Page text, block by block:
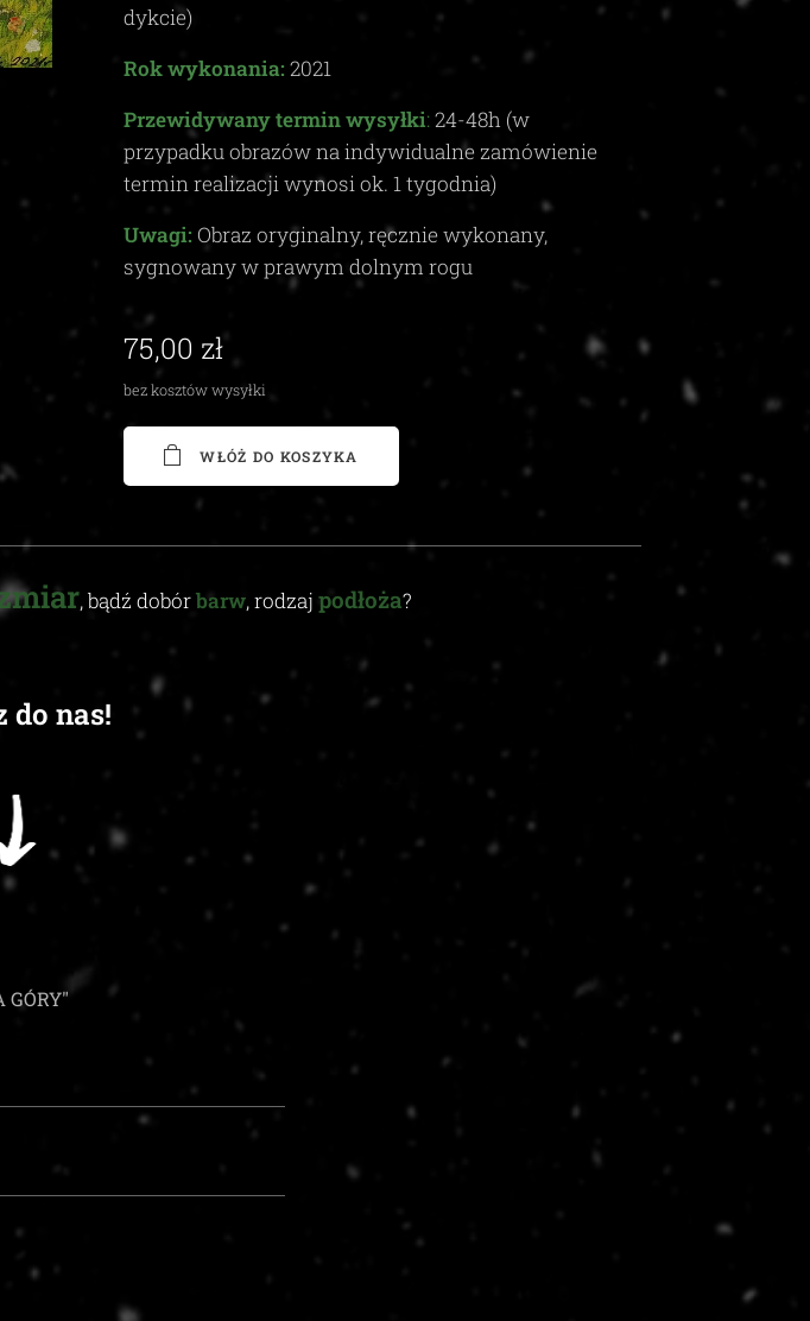
dykcie)
Rok wykonania: 2021
Przewidywany termin wysyłki:24-48h (w
przypadku obrazów na indywidualne zamówienie
termin realizacji wynosi ok.1tygodnia)
Uwagi: Obraz oryginalny, ręcznie wykonany,
sygnowany w prawym dolnym rogu
75,00 zł
bez kosztów wysyłki
WŁÓŻ DO KOSZYKA
, bądź dobórbarw, rodzaj podłoża?
do nas!